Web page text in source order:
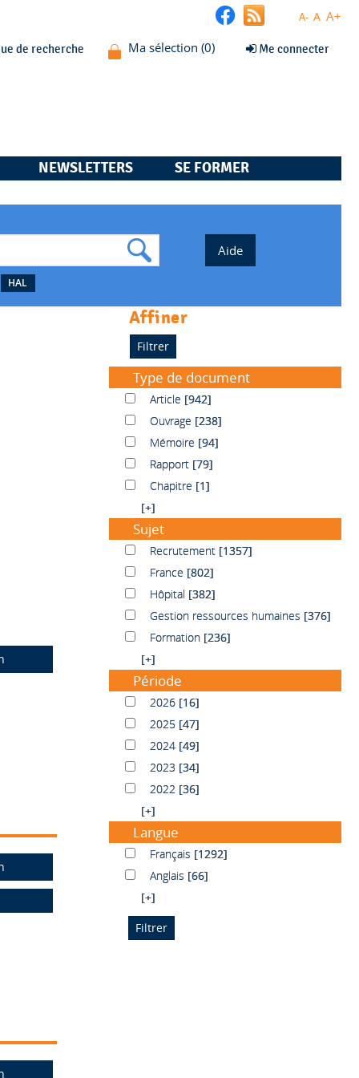
A- A A+
de recherche Me connecter
NEWSLETTERS SE FORMER
HAL
affiner
Type de document
ArticleArticle [942]
OuvrageOuvrage [238]
MémoireMémoire [94]
RapportRapport [79]
ChapitreChapitre [1]
[+]
Sujet
Recrutement
Recrutement [1357]
FranceFrance [802]
HôpitalHôpital [382]
Gestion ressources humaines
Gestion ressources humaines [376]
FormationFormation [236]
[+]
Période
20262026 [16]
20252025 [47]
20242024 [49]
20232023 [34]
20222022 [36]
[+]
Langue
FrançaisFrançais [1292]
AnglaisAnglais [66]
[+]